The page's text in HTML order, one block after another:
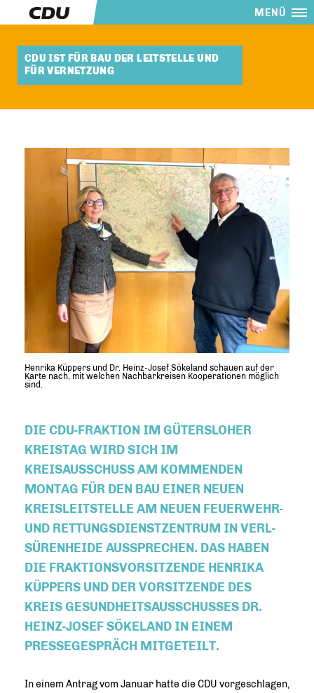
MENÜ
CDU IST FÜR BAU DER LEITSTELLE UND
FÜR VERNETZUNG
Henrika Küppers und Dr. Heinz-Josef Sökeland schauen auf der
Karte nach, mit welchen Nachbarkreisen Kooperationen möglich
sind.
DIE CDU-FRAKTION IM GÜTERSLOHER
KREISTAG WIRD SICH IM
KREISAUSSCHUSS AM KOMMENDEN
MONTAG FÜR DEN BAU EINER NEUEN
KREISLEITSTELLE AM NEUEN FEUERWEHR-
UND RETTUNGSDIENSTZENTRUM IN VERL-
SÜRENHEIDE AUSSPRECHEN. DAS HABEN
DIE FRAKTIONSVORSITZENDE HENRIKA
KÜPPERS UND DER VORSITZENDE DES
KREIS GESUNDHEITSAUSSCHUSSES DR.
HEINZ-JOSEF SÖKELAND IN EINEM
PRESSEGESPRÄCH MITGETEILT.
In einem Antrag vom Januar hatte die CDU vorgeschlagen,